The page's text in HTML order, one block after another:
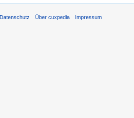
Datenschutz Über cuxpedia Impressum